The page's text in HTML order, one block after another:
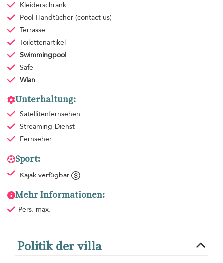
Kleiderschrank
Pool-Handtücher (contact us)
Terrasse
Toilettenartikel
Swimmingpool
Safe
Wlan
Unterhaltung:
Satellitenfernsehen
Streaming-Dienst
Fernseher
Sport:
Kajak verfügbar
Mehr Informationen:
Pers. max.
Politik der villa